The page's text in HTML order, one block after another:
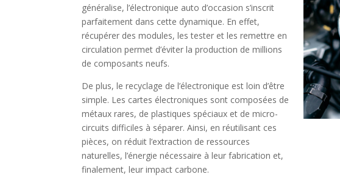
généralise, l’électronique auto d’occasion s’inscrit
parfaitement dans cette dynamique. En effet,
récupérer des modules, les tester et les remettre en
circulation permet d’éviter la production de millions
de composants neufs.
De plus, le recyclage de l’électronique est loin d’être
simple. Les cartes électroniques sont composées de
métaux rares, de plastiques spéciaux et de micro-
circuits difficiles à séparer. Ainsi, en réutilisant ces
pièces, on réduit l’extraction de ressources
naturelles, l’énergie nécessaire à leur fabrication et,
finalement, leur impact carbone.